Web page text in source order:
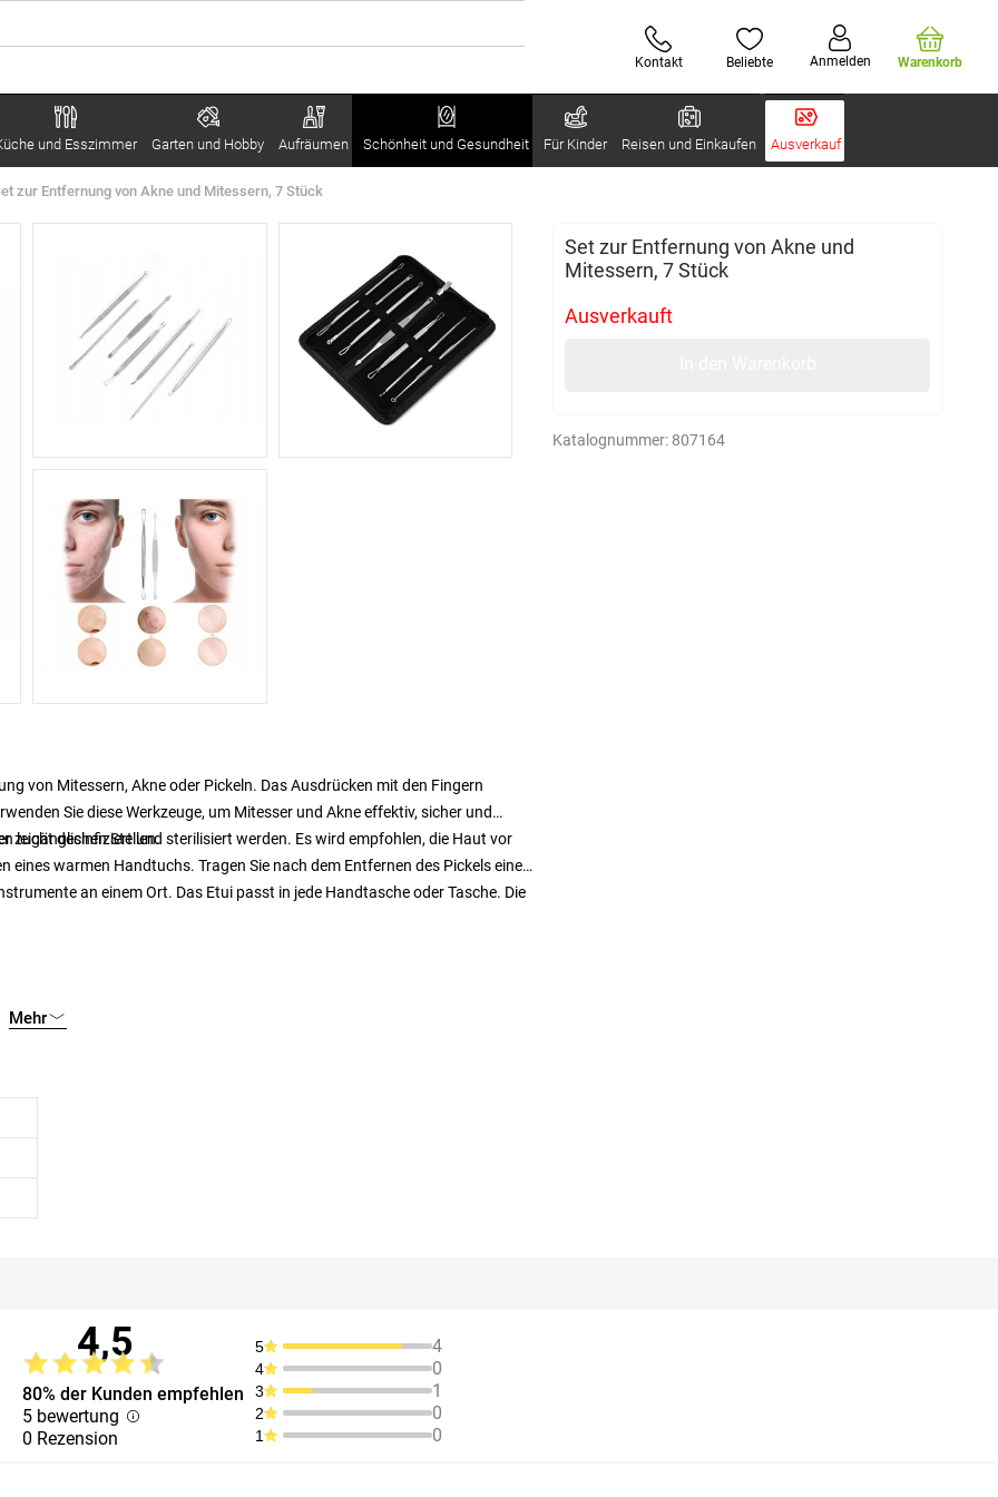
Kontakt Beliebte Anmelden Warenkorb
und Esszimmer Garten und Hobby Aufräumen Schönheit und Gesundheit Für Kinder Reisen und Einkaufen Ausverkauf
zur Entfernung von Akne und Mitessern, 7 Stück
Set zur Entfernung von Akne und
Mitessern, 7 Stück
Ausverkauft
Katalognummer: 807164
von Mitessern, Akne oder Pickeln. Das Ausdrücken mit den Fingern
Sie diese Werkzeuge, um Mitesser und Akne effektiv, sicher und
zugänglichen Stellen.
leicht desinfiziert und sterilisiert werden. Es wird empfohlen, die Haut vor
warmen Handtuchs. Tragen Sie nach dem Entfernen des Pickels eine
an einem Ort. Das Etui passt in jede Handtasche oder Tasche. Die
Mehr
4,5
80% der Kunden empfehlen
5 bewertung
0 Rezension
5 4
4 0
3 1
2 0
1 0